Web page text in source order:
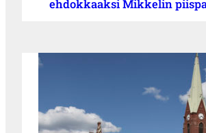
ehdokkaaksi Mikkelin